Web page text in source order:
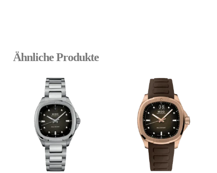
Ähnliche Produkte